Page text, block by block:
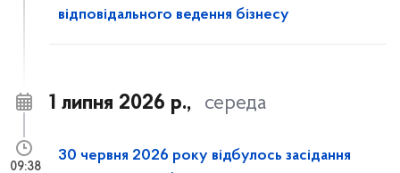
відповідального ведення бізнесу
1 липня 2026 р., середа
30 червня 2026 року відбулось засідання
09:38